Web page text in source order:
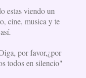
estas viendo un
cine, musica y te
por favor,¿por
todos en silencio"